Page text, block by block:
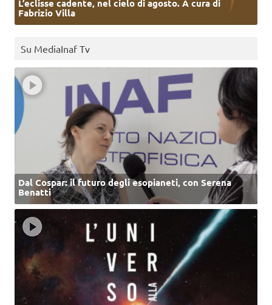
L’eclisse cadente, nel cielo di agosto. A cura di
Fabrizio Villa
Su MediaInaf Tv
Dal Cospar: il futuro degli esopianeti, con Serena
Benatti